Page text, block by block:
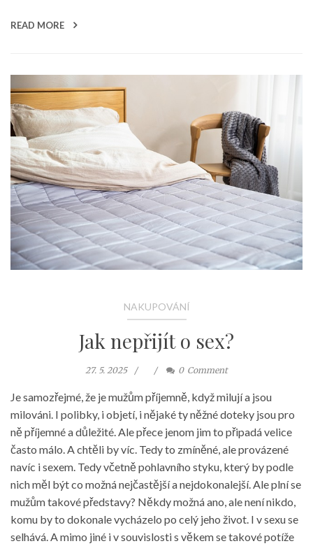
READ MORE
NAKUPOVÁNÍ
Jak nepřijít o sex?
27. 5. 2025 0 Comment
Je samozřejmé, že je mužům příjemně, když milují a jsou
milováni. I polibky, i objetí, i nějaké ty něžné doteky jsou pro
ně příjemné a důležité. Ale přece jenom jim to připadá velice
často málo. A chtěli by víc. Tedy to zmíněné, ale provázené
navíc i sexem. Tedy včetně pohlavního styku, který by podle
nich měl být co možná nejčastější a nejdokonalejší. Ale plní se
mužům takové představy? Někdy možná ano, ale není nikdo,
komu by to dokonale vycházelo po celý jeho život. I v sexu se
selhává. A mimo jiné i v souvislosti s věkem se takové potíže